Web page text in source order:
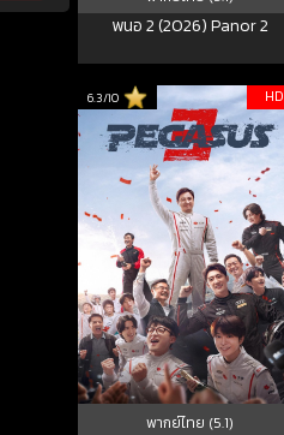
พนอ 2 (2026) Panor 2
6.3/10 HD
พากย์ไทย (5.1)